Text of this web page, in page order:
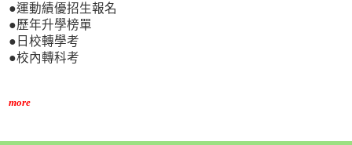
●運動績優招生報名
●歷年升學榜單
●日校轉學考
●校內轉科考
more